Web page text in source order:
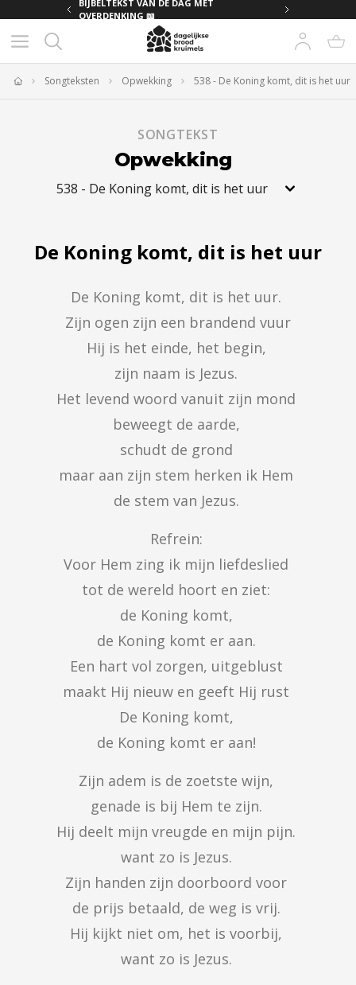
BIJBELTEKST VAN DE DAG MET
OVERDENKING 📖
Songteksten Opwekking 538 - De Koning komt, dit is het uur
SONGTEKST
Opwekking
538 - De Koning komt, dit is het uur
De Koning komt, dit is het uur
De Koning komt, dit is het uur.
Zijn ogen zijn een brandend vuur
Hij is het einde, het begin,
zijn naam is Jezus.
Het levend woord vanuit zijn mond
beweegt de aarde,
schudt de grond
maar aan zijn stem herken ik Hem
de stem van Jezus.
Refrein:
Voor Hem zing ik mijn liefdeslied
tot de wereld hoort en ziet:
de Koning komt,
de Koning komt er aan.
Een hart vol zorgen, uitgeblust
maakt Hij nieuw en geeft Hij rust
De Koning komt,
de Koning komt er aan!
Zijn adem is de zoetste wijn,
genade is bij Hem te zijn.
Hij deelt mijn vreugde en mijn pijn.
want zo is Jezus.
Zijn handen zijn doorboord voor
de prijs betaald, de weg is vrij.
Hij kijkt niet om, het is voorbij,
want zo is Jezus.